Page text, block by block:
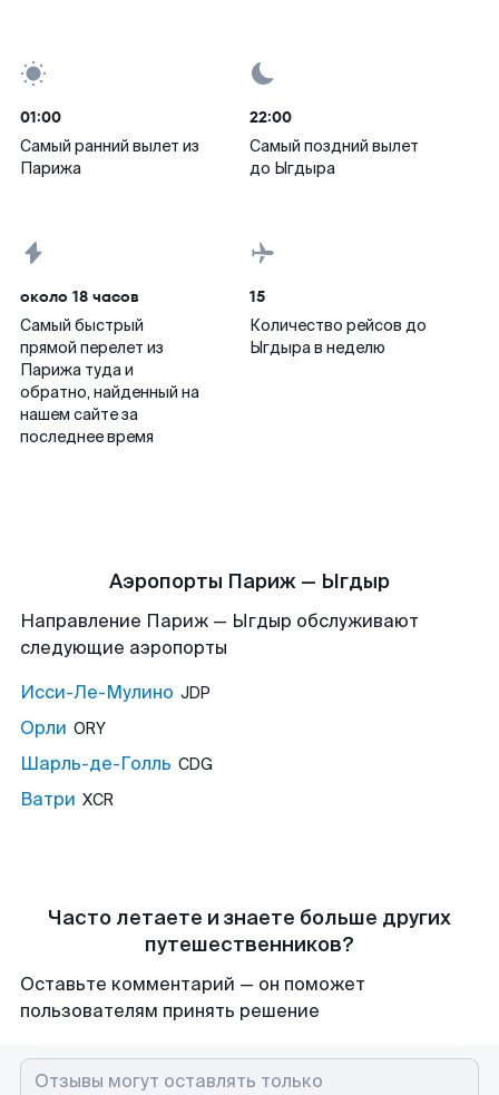
01:00
Самый ранний вылет из
Парижа
22:00
Самый поздний вылет
до Ыгдыра
около 18 часов
Самый быстрый
прямой перелет из
Парижа туда и
обратно, найденный на
нашем сайте за
последнее время
15
Количество рейсов до
Ыгдыра в неделю
Аэропорты Париж — Ыгдыр
Направление Париж — Ыгдыр обслуживают
следующие аэропорты
Исси-Ле-Мулино JDP
Орли ORY
Шарль-де-Голль CDG
Ватри XCR
Часто летаете и знаете больше других
путешественников?
Оставьте комментарий — он поможет
пользователям принять решение